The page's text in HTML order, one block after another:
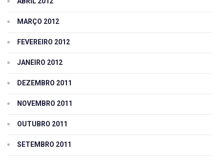
MARÇO 2012
FEVEREIRO 2012
JANEIRO 2012
DEZEMBRO 2011
NOVEMBRO 2011
OUTUBRO 2011
SETEMBRO 2011